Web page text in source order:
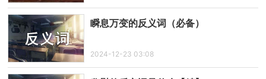
瞬息万变的反义词（必备）
2024-12-23 03:08